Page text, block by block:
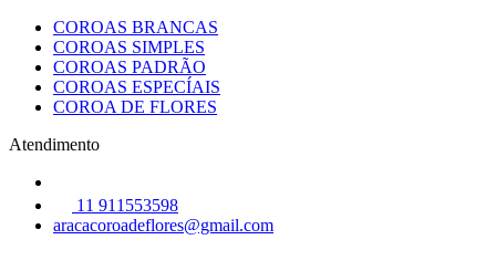
COROAS BRANCAS
COROAS SIMPLES
COROAS PADRÃO
COROAS ESPECÍAIS
COROA DE FLORES
Atendimento
11 911553598
aracacoroadeflores@gmail.com